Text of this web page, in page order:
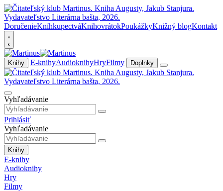
DoručenieKníhkupectváKnihovrátokPoukážkyKnižný blogKontakt
Knihy E-knihyAudioknihyHryFilmy Doplnky
Vyhľadávanie
Prihlásiť
Vyhľadávanie
Knihy
E-knihy
Audioknihy
Hry
Filmy